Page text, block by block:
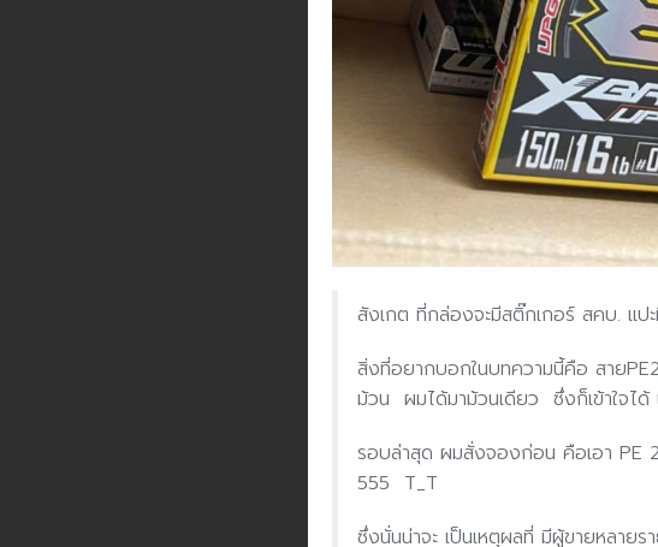
สังเกต ที่กล่องจะมีสติ๊กเกอร์ สคบ. แ
สิ่งที่อยากบอกในบทความนี้คือ สาย
ม้วน ผมได้มาม้วนเดียว ซึ่งก็เข้าใจได้
รอบล่าสุด ผมสั่งจองก่อน คือเอา PE
555 T_T
ซึ่งนั่นน่าจะ เป็นเหตุผลที่ มีผู้ขายหลาย